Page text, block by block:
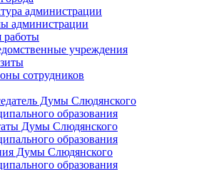
администрации
администрации
работы
учреждения
сотрудников
Думы Слюдянского
образования
Думы Слюдянского
образования
Думы Слюдянского
образования